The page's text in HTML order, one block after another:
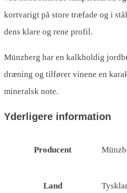
kortvarigt på store træfade og i
dens klare og rene profil.
Münzberg har en kalkholdig
dræning og tilfører vinene en
mineralsk note.
Yderligere information
Producent
Land